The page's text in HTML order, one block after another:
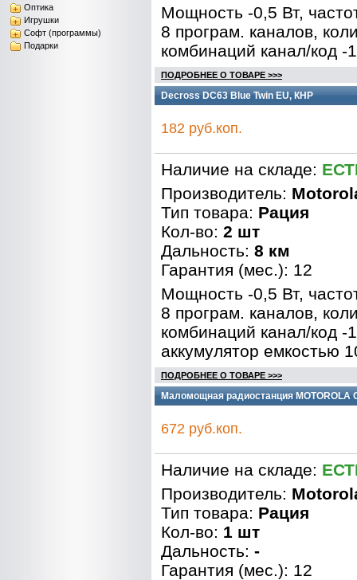
Оптика
Игрушки
Софт (программы)
Подарки
Мощность -0,5 Вт,
8 програм. каналов,
комбинаций канал/код
ПОДРОБНЕЕ О ТОВАРЕ >>>
Decross DC63 Blue Twin EU, КНР
182 руб.коп.
Наличие на складе:
Производитель:
Тип товара: Рация
Кол-во: 2 шт
Дальность: 8 км
Гарантия (мес.): 12
Мощность -0,5 Вт,
8 програм. каналов,
комбинаций канал/код -
аккумулятор емкостью
ПОДРОБНЕЕ О ТОВАРЕ >>>
Маломощная радиостанция MOTOROLA
672 руб.коп.
Наличие на складе:
Производитель:
Тип товара: Рация
Кол-во: 1 шт
Дальность: -
Гарантия (мес.): 12